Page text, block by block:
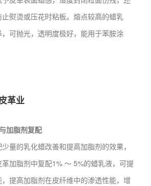
熨烫或压花时粘板。熔点较高的蜡乳
可抛光，透明度极好，能用于苯胺涂
革业
加脂剂复配
的乳化蜡改善和提高加脂剂的效果，
加脂剂中复配1% ～ 5%的蜡乳液，可提
提高加脂剂在皮纤维中的渗透性能，增